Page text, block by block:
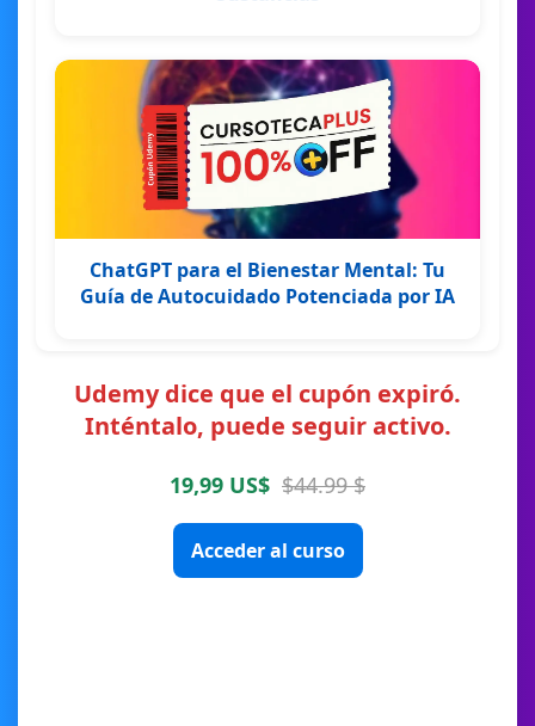
ChatGPT para el Bienestar Mental: Tu
Guía de Autocuidado Potenciada por IA
Udemy dice que el cupón expiró.
Inténtalo, puede seguir activo.
19,99 US$ $44.99 $
Acceder al curso